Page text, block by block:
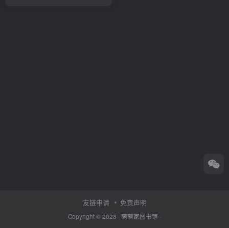
友链申请 免责声明
Copyright © 2023 · 萌萌家图书馆 ·